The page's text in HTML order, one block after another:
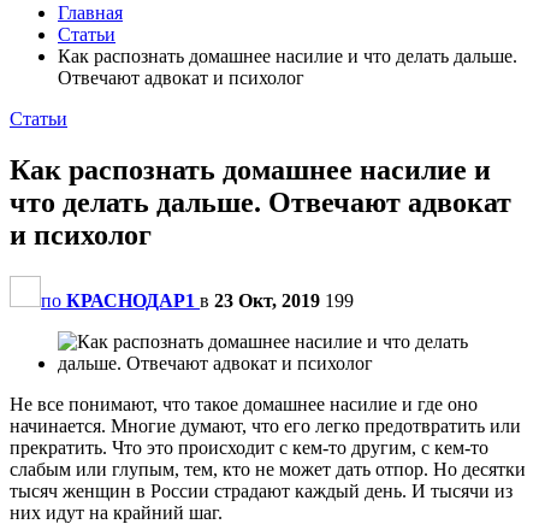
Главная
Статьи
Как распознать домашнее насилие и что делать дальше.
Отвечают адвокат и психолог
Статьи
Как распознать домашнее насилие и
что делать дальше. Отвечают адвокат
и психолог
по КРАСНОДАР1 в 23 Окт, 2019 199
Не все понимают, что такое домашнее насилие и где оно
начинается. Многие думают, что его легко предотвратить или
прекратить. Что это происходит с кем-то другим, с кем-то
слабым или глупым, тем, кто не может дать отпор. Но десятки
тысяч женщин в России страдают каждый день. И тысячи из
них идут на крайний шаг.